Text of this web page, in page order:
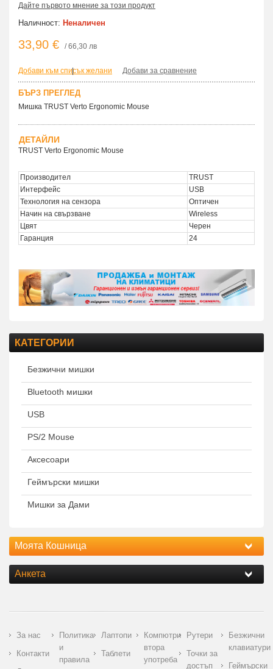
Дайте първото мнение за този продукт
Наличност: Неналичен
33,90 € / 66,30 лв
Добави към списък желани
| Добави за сравнение
БЪРЗ ПРЕГЛЕД
Мишка TRUST Verto Ergonomic Mouse
ДЕТАЙЛИ
TRUST Verto Ergonomic Mouse
Производител
TRUST
Интерфейс
USB
Технология на сензора
Оптичен
Начин на свързване
Wireless
Цвят
Черен
Гаранция
24
КАТЕГОРИИ
Безжични мишки
Bluetooth мишки
USB
PS/2 Mouse
Аксесоари
Геймърски мишки
Мишки за Дами
Моята Кошница
Анкета
За нас
Контакти
Политика
и
правила
Лаптопи
Таблети
Компютри
втора
употреба
Рутери
Точки за
достъп
Безжични
клавиатури
Геймърски